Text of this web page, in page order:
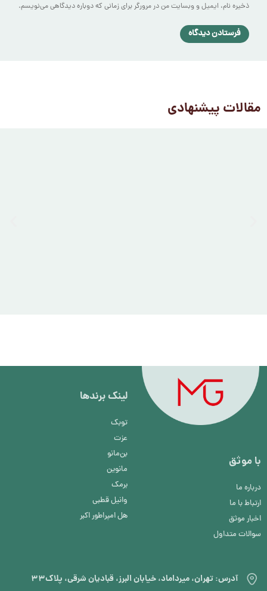
ذخیره نام، ایمیل و وبسایت من در مرورگر برای زمانی که دوباره دیدگاهی می‌نویسم.
مقالات پیشنهادی
با موثق
درباره ما
ارتباط با ما
اخبار موثق
سوالات متداول
لینک برند‌ها
توبک
عزت
بن‌مانو
مانوین
برمک
وانیل قطبی
هل امپراطور اکبر
آدرس: تهران، میرداماد، خیابان البرز، قبادیان شرقی، پلاک۳۳